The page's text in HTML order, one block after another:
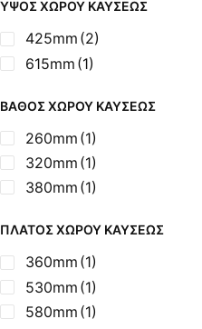
ΎΨΟΣ ΧΏΡΟΥ ΚΑΎΣΕΩΣ
425mm (2)
615mm (1)
ΒΆΘΟΣ ΧΏΡΟΥ ΚΑΎΣΕΩΣ
260mm (1)
320mm (1)
380mm (1)
ΠΛΆΤΟΣ ΧΏΡΟΥ ΚΑΎΣΕΩΣ
360mm (1)
530mm (1)
580mm (1)